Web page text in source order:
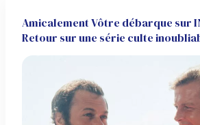
Amicalement Vôtre débarque sur
Retour sur une série culte